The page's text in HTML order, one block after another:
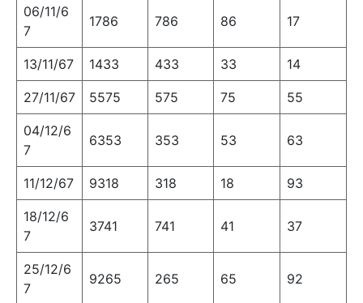
06/11/6
7
1786 786 86 17
13/11/67 1433 433 33 14
27/11/67 5575 575 75 55
04/12/6
7
6353 353 53 63
11/12/67 9318 318 18 93
18/12/6
7
3741 741 41 37
25/12/6
7
9265 265 65 92